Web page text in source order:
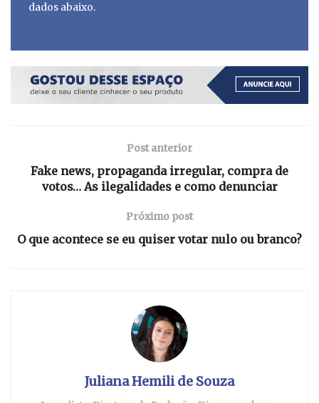
dados abaixo.
Post anterior
Fake news, propaganda irregular, compra de
votos… As ilegalidades e como denunciar
Próximo post
O que acontece se eu quiser votar nulo ou branco?
Juliana Hemili de Souza